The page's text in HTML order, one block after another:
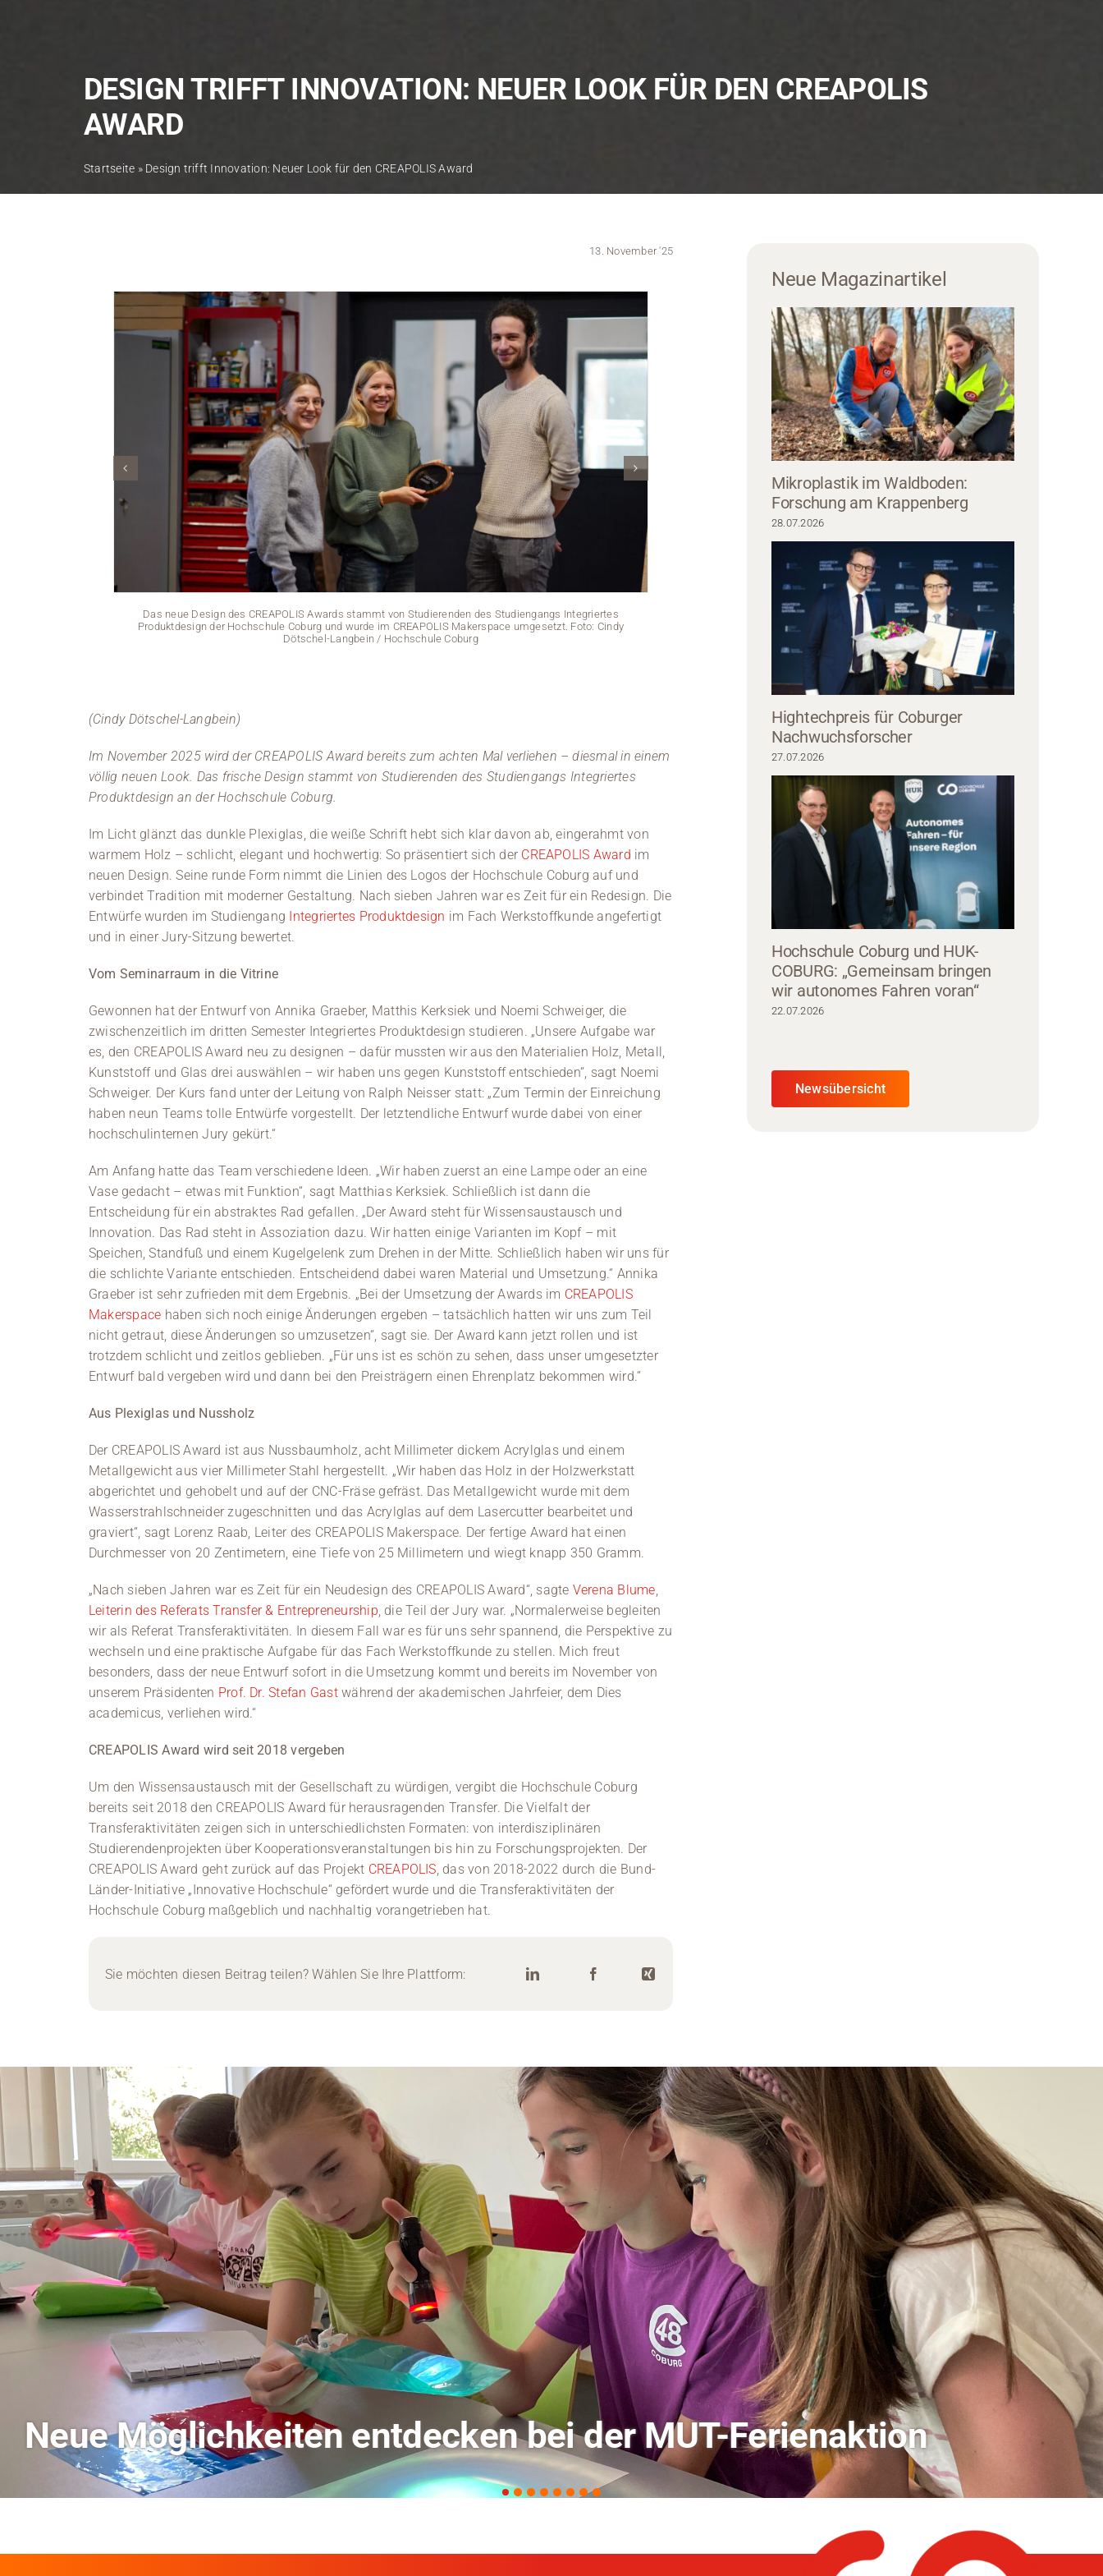
Stellenangebote
DESIGN TRIFFT INNOVATION: NEUER LOOK FÜR DEN CREAPOLIS
AWARD
Startseite » Design trifft Innovation: Neuer Look für den CREAPOLIS Award
13. November '25
Das neue Design des CREAPOLIS Awards stammt von Studierenden des Studiengangs Integriertes
Produktdesign der Hochschule Coburg und wurde im CREAPOLIS Makerspace umgesetzt. Foto: Cindy
Dötschel-Langbein / Hochschule Coburg
Das neue Design des CREAPOLIS Awards stammt von Studierenden des
Produktdesign der Hochschule Coburg und wurde im CREAPOLIS Makerspace
Dötschel-Langbein / Hochschule Coburg
(Cindy Dötschel-Langbein)
Im November 2025 wird der CREAPOLIS Award bereits zum achten Mal verliehen – diesmal in einem
völlig neuen Look. Das frische Design stammt von Studierenden des Studiengangs Integriertes
Produktdesign an der Hochschule Coburg.
Im Licht glänzt das dunkle Plexiglas, die weiße Schrift hebt sich klar davon ab, eingerahmt von
warmem Holz – schlicht, elegant und hochwertig: So präsentiert sich der CREAPOLIS Award im
neuen Design. Seine runde Form nimmt die Linien des Logos der Hochschule Coburg auf und
verbindet Tradition mit moderner Gestaltung. Nach sieben Jahren war es Zeit für ein Redesign. Die
Entwürfe wurden im Studiengang Integriertes Produktdesign im Fach Werkstoffkunde angefertigt
und in einer Jury-Sitzung bewertet.
Vom Seminarraum in die Vitrine
Gewonnen hat der Entwurf von Annika Graeber, Matthis Kerksiek und Noemi Schweiger, die
zwischenzeitlich im dritten Semester Integriertes Produktdesign studieren. „Unsere Aufgabe war
es, den CREAPOLIS Award neu zu designen – dafür mussten wir aus den Materialien Holz, Metall,
Kunststoff und Glas drei auswählen – wir haben uns gegen Kunststoff entschieden“, sagt Noemi
Schweiger. Der Kurs fand unter der Leitung von Ralph Neisser statt: „Zum Termin der Einreichung
haben neun Teams tolle Entwürfe vorgestellt. Der letztendliche Entwurf wurde dabei von einer
hochschulinternen Jury gekürt.“
Am Anfang hatte das Team verschiedene Ideen. „Wir haben zuerst an eine Lampe oder an eine
Vase gedacht – etwas mit Funktion“, sagt Matthias Kerksiek. Schließlich ist dann die
Entscheidung für ein abstraktes Rad gefallen. „Der Award steht für Wissensaustausch und
Innovation. Das Rad steht in Assoziation dazu. Wir hatten einige Varianten im Kopf – mit
Speichen, Standfuß und einem Kugelgelenk zum Drehen in der Mitte. Schließlich haben wir uns für
die schlichte Variante entschieden. Entscheidend dabei waren Material und Umsetzung.“ Annika
Graeber ist sehr zufrieden mit dem Ergebnis. „Bei der Umsetzung der Awards im CREAPOLIS
Makerspace haben sich noch einige Änderungen ergeben – tatsächlich hatten wir uns zum Teil
nicht getraut, diese Änderungen so umzusetzen“, sagt sie. Der Award kann jetzt rollen und ist
trotzdem schlicht und zeitlos geblieben. „Für uns ist es schön zu sehen, dass unser umgesetzter
Entwurf bald vergeben wird und dann bei den Preisträgern einen Ehrenplatz bekommen wird.“
Aus Plexiglas und Nussholz
Der CREAPOLIS Award ist aus Nussbaumholz, acht Millimeter dickem Acrylglas und einem
Metallgewicht aus vier Millimeter Stahl hergestellt. „Wir haben das Holz in der Holzwerkstatt
abgerichtet und gehobelt und auf der CNC-Fräse gefräst. Das Metallgewicht wurde mit dem
Wasserstrahlschneider zugeschnitten und das Acrylglas auf dem Lasercutter bearbeitet und
graviert“, sagt Lorenz Raab, Leiter des CREAPOLIS Makerspace. Der fertige Award hat einen
Durchmesser von 20 Zentimetern, eine Tiefe von 25 Millimetern und wiegt knapp 350 Gramm.
„Nach sieben Jahren war es Zeit für ein Neudesign des CREAPOLIS Award“, sagte Verena Blume,
Leiterin des Referats Transfer & Entrepreneurship, die Teil der Jury war. „Normalerweise begleiten
wir als Referat Transferaktivitäten. In diesem Fall war es für uns sehr spannend, die Perspektive zu
wechseln und eine praktische Aufgabe für das Fach Werkstoffkunde zu stellen. Mich freut
besonders, dass der neue Entwurf sofort in die Umsetzung kommt und bereits im November von
unserem Präsidenten Prof. Dr. Stefan Gastwährend der akademischen Jahrfeier, dem Dies
academicus, verliehen wird.“
CREAPOLIS Award wird seit 2018 vergeben
Um den Wissensaustausch mit der Gesellschaft zu würdigen, vergibt die Hochschule Coburg
bereits seit 2018 den CREAPOLIS Award für herausragenden Transfer. Die Vielfalt der
Transferaktivitäten zeigen sich in unterschiedlichsten Formaten: von interdisziplinären
Studierendenprojekten über Kooperationsveranstaltungen bis hin zu Forschungsprojekten. Der
CREAPOLIS Award geht zurück auf das Projekt CREAPOLIS, das von 2018-2022 durch die Bund-
Länder-Initiative „Innovative Hochschule“ gefördert wurde und die Transferaktivitäten der
Hochschule Coburg maßgeblich und nachhaltig vorangetrieben hat.
Sie möchten diesen Beitrag teilen? Wählen Sie Ihre Plattform:
Neue Magazinartikel
Mikroplastik im Waldboden:
Forschung am Krappenberg
28.07.2026
Hightechpreis für Coburger
Nachwuchsforscher
27.07.2026
Hochschule Coburg und HUK-
COBURG: „Gemeinsam bringen
wir autonomes Fahren voran“
22.07.2026
Newsübersicht
TVO berichtet über Forschung zu KI in der Landwirtschaft